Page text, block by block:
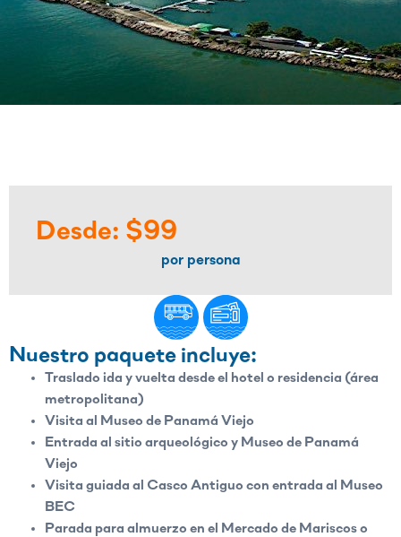
Desde: $99
por persona
Nuestro paquete incluye:
Traslado ida y vuelta desde el hotel o residencia (área
metropolitana)
Visita al Museo de Panamá Viejo
Entrada al sitio arqueológico y Museo de Panamá
Viejo
Visita guiada al Casco Antiguo con entrada al Museo
BEC
Parada para almuerzo en el Mercado de Mariscos o